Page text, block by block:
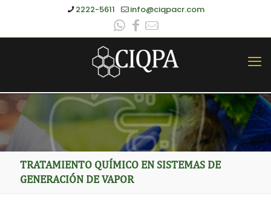
2222-5611 info@ciqpacr.com
TRATAMIENTO QUÍMICO EN SISTEMAS DE
GENERACIÓN DE VAPOR